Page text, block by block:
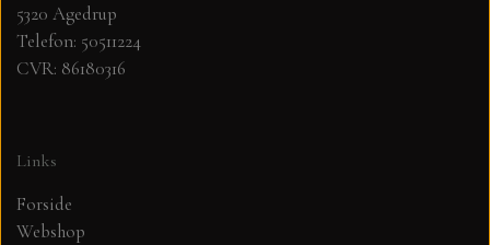
5320 Agedrup
Telefon: 50511224
CVR: 86180316
Links
Forside
Webshop